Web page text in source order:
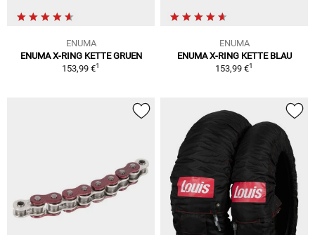
ENUMA
ENUMA X-RING KETTE GRUEN
153,99 €1
ENUMA
ENUMA X-RING KETTE BLAU
153,99 €1